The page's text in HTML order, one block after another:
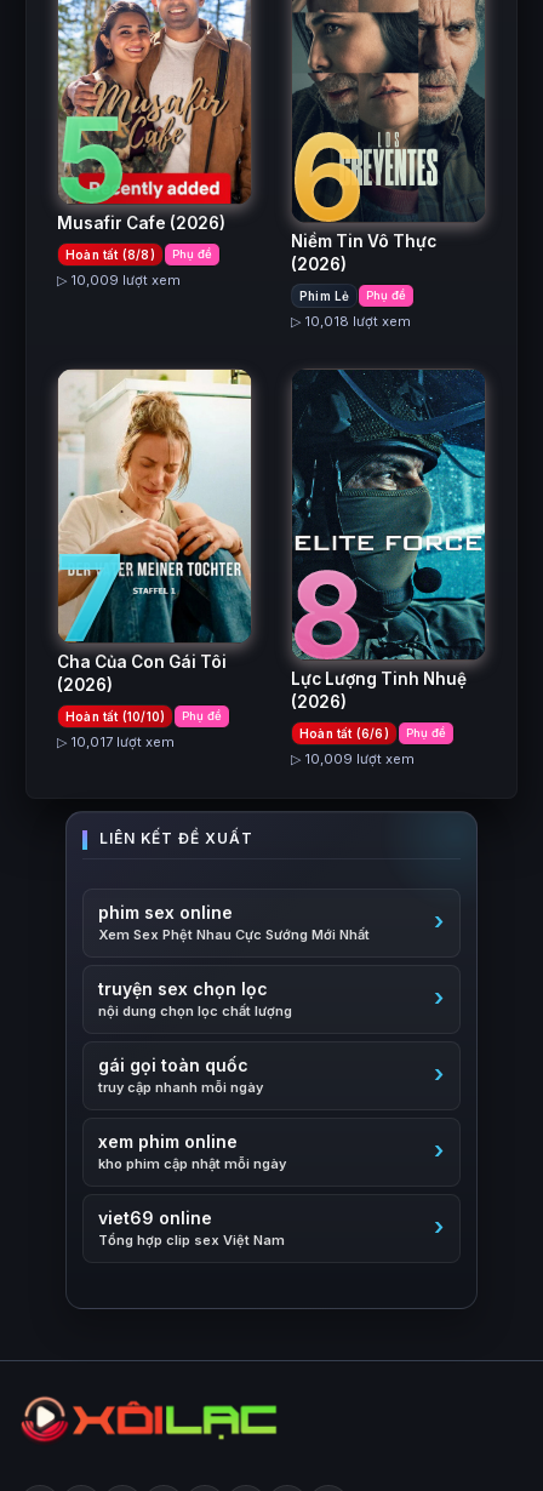
5
Musafir Cafe (2026)
Hoàn tất (8/8) Phụ đề
▷ 10,009 lượt xem
6
Niềm Tin Vô Thực
(2026)
Phim Lẻ Phụ đề
▷ 10,018 lượt xem
7
Cha Của Con Gái Tôi
(2026)
Hoàn tất (10/10) Phụ đề
▷ 10,017 lượt xem
8
Lực Lượng Tinh Nhuệ
(2026)
Hoàn tất (6/6) Phụ đề
▷ 10,009 lượt xem
phim sex online
Xem Sex Phệt Nhau Cực Sướng Mới Nhất
truyện sex chọn lọc
nội dung chọn lọc chất lượng
gái gọi toàn quốc
truy cập nhanh mỗi ngày
xem phim online
kho phim cập nhật mỗi ngày
viet69 online
Tổng hợp clip sex Việt Nam